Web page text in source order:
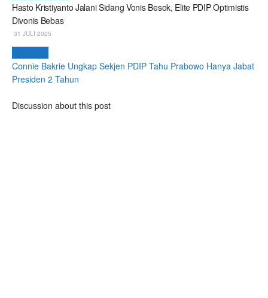
Hasto Kristiyanto Jalani Sidang Vonis Besok, Elite PDIP Optimistis
Divonis Bebas
31 JULI 2025
Connie Bakrie Ungkap Sekjen PDIP Tahu Prabowo Hanya Jabat
Presiden 2 Tahun
Discussion about this post